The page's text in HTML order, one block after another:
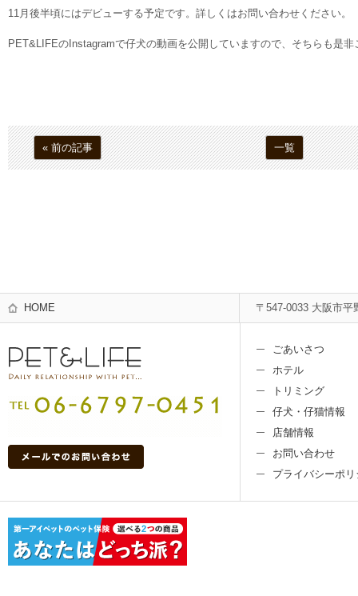
11月後半頃にはデビューする予定です。詳しくはお問い合わせください。
PET&LIFEのInstagramで仔犬の動画を公開していますので、そちらも是非
« 前の記事 一覧
HOME 〒547-0033 大阪市平
ごあいさつ
ホテル
トリミング
仔犬・仔猫情報
店舗情報
お問い合わせ
プライバシーポリ